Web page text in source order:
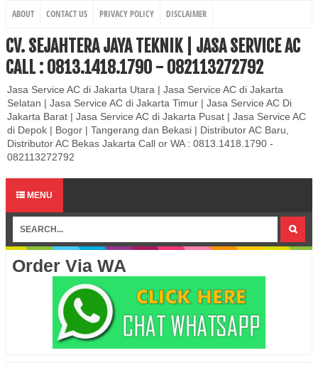
ABOUT CONTACT US PRIVACY POLICY DISCLAIMER
CV. SEJAHTERA JAYA TEKNIK | JASA SERVICE AC
CALL : 0813.1418.1790 - 082113272792
Jasa Service AC di Jakarta Utara | Jasa Service AC di Jakarta
Selatan | Jasa Service AC di Jakarta Timur | Jasa Service AC Di
Jakarta Barat | Jasa Service AC di Jakarta Pusat | Jasa Service AC
di Depok | Bogor | Tangerang dan Bekasi | Distributor AC Baru,
Distributor AC Bekas Jakarta Call or WA : 0813.1418.1790 -
082113272792
MENU
Order Via WA